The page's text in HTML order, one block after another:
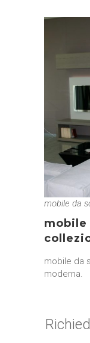
mobile da
mobile
mobile da
moderna.